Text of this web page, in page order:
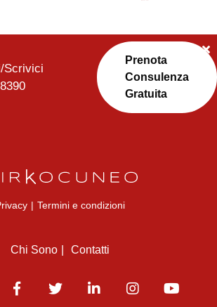
Scrivici
Prenota
Consulenza
Gratuita
| Termini e condizioni
Chi Sono Contatti